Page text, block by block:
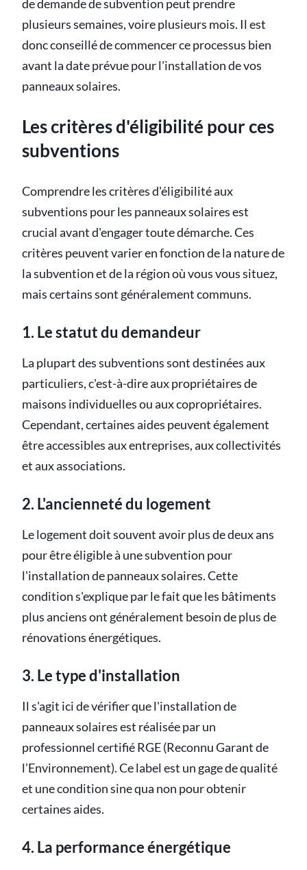
de demande de subvention peut prendre
plusieurs semaines, voire plusieurs mois. Il est
donc conseillé de commencer ce processus bien
avant la date prévue pour l'installation de vos
panneaux solaires.
Les critères d'éligibilité pour ces
subventions
Comprendre les critères d'éligibilité aux
subventions pour les panneaux solaires est
crucial avant d'engager toute démarche. Ces
critères peuvent varier en fonction de la nature de
la subvention et de la région où vous vous situez,
mais certains sont généralement communs.
1. Le statut du demandeur
La plupart des subventions sont destinées aux
particuliers, c'est-à-dire aux propriétaires de
maisons individuelles ou aux copropriétaires.
Cependant, certaines aides peuvent également
être accessibles aux entreprises, aux collectivités
et aux associations.
2. L'ancienneté du logement
Le logement doit souvent avoir plus de deux ans
pour être éligible à une subvention pour
l'installation de panneaux solaires. Cette
condition s'explique par le fait que les bâtiments
plus anciens ont généralement besoin de plus de
rénovations énergétiques.
3. Le type d'installation
Il s'agit ici de vérifier que l'installation de
panneaux solaires est réalisée par un
professionnel certifié RGE (Reconnu Garant de
l’Environnement). Ce label est un gage de qualité
et une condition sine qua non pour obtenir
certaines aides.
4. La performance énergétique